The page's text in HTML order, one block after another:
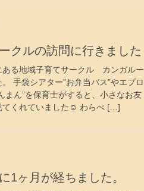
ークルの訪問に行きました
ある地域子育てサークル カンガルー
手袋シアター”お弁当バス”やエプロ
まん”を保育士がすると、小さなお友
てくれていました☺ わらべ […]
1ヶ月が経ちました。